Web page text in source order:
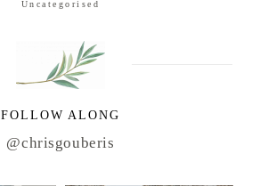
Uncategorised
FOLLOW ALONG
@chrisgouberis